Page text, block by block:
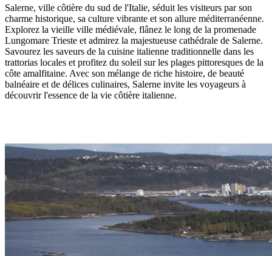
Salerne, ville côtière du sud de l'Italie, séduit les visiteurs par son
charme historique, sa culture vibrante et son allure méditerranéenne.
Explorez la vieille ville médiévale, flânez le long de la promenade
Lungomare Trieste et admirez la majestueuse cathédrale de Salerne.
Savourez les saveurs de la cuisine italienne traditionnelle dans les
trattorias locales et profitez du soleil sur les plages pittoresques de la
côte amalfitaine. Avec son mélange de riche histoire, de beauté
balnéaire et de délices culinaires, Salerne invite les voyageurs à
découvrir l'essence de la vie côtière italienne.